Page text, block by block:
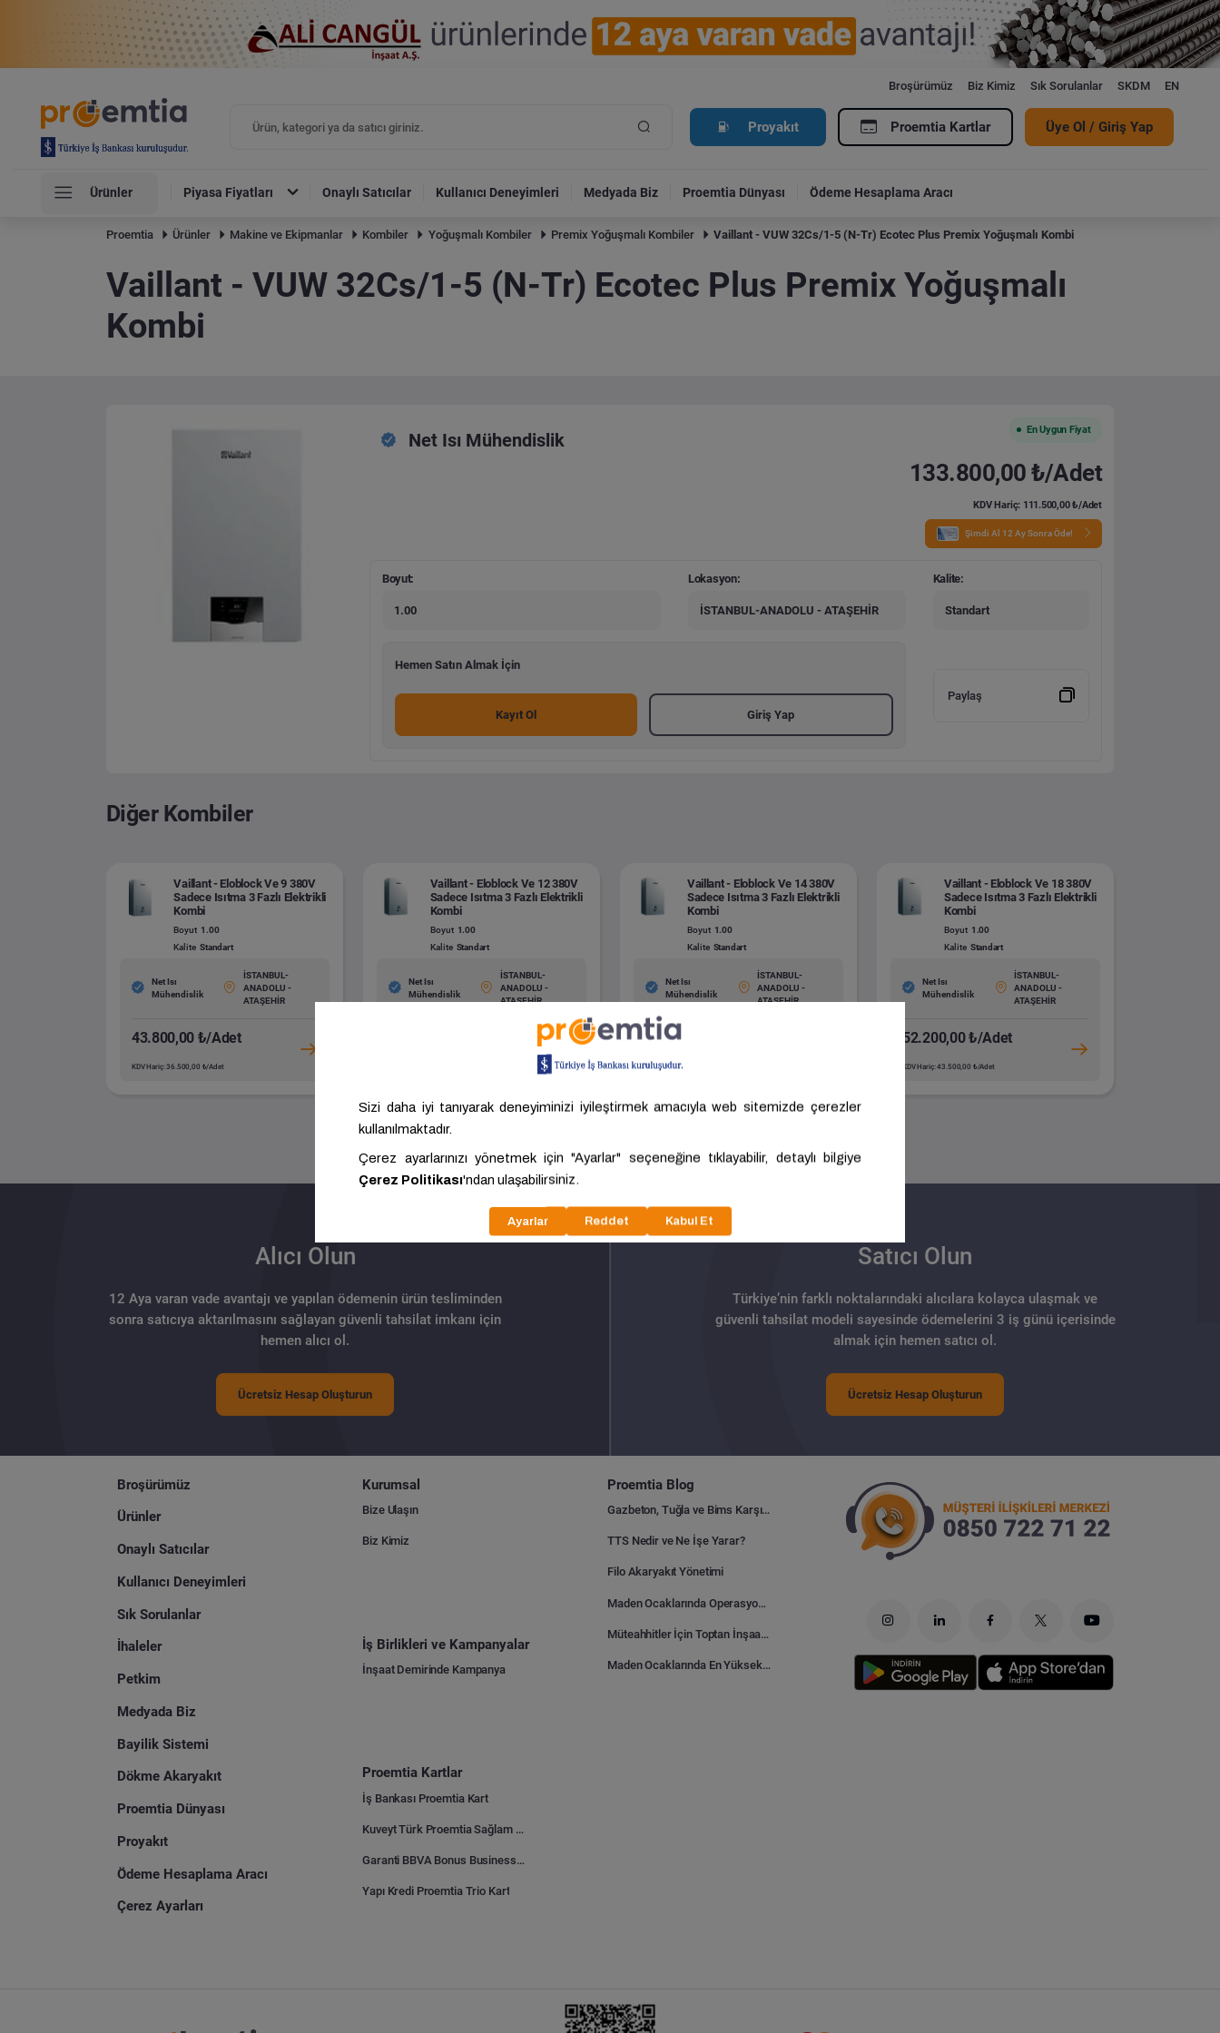
Broşürümüz Biz Kimiz Sık Sorulanlar SKDM EN
Proyakıt Proemtia Kartlar Üye Ol / Giriş Yap
Ürünler Piyasa Fiyatları Onaylı Satıcılar Kullanıcı Deneyimleri Medyada Biz Proemtia Dünyası Ödeme Hesaplama Aracı
Proemtia Ürünler Makine ve Ekipmanlar Kombiler Yoğuşmalı Kombiler Premix Yoğuşmalı Kombiler Vaillant - VUW 32Cs/1-5 (N-Tr) Ecotec Plus Premix Yoğuşmalı Kombi
Vaillant - VUW 32Cs/1-5 (N-Tr) Ecotec Plus Premix Yoğuşmalı
Kombi
Net Isı Mühendislik
En Uygun Fiyat
133.800,00 ₺/Adet
KDV Hariç: 111.500,00 ₺/Adet
Şimdi Al 12 Ay Sonra Öde!
Boyut:
1.00
Lokasyon:
İSTANBUL-ANADOLU - ATAŞEHİR
Kalite:
Standart
Hemen Satın Almak İçin
Kayıt Ol Giriş Yap
Paylaş
Diğer Kombiler
Vaillant - Eloblock Ve 9 380V
Sadece Isıtma 3 Fazlı Elektrikli
Kombi
Boyut 1.00
Kalite Standart
Net Isı
Mühendislik
İSTANBUL-
ANADOLU -
ATAŞEHİR
43.800,00 ₺/Adet
KDV Hariç: 36.500,00 ₺/Adet
Vaillant - Eloblock Ve 12 380V
Sadece Isıtma 3 Fazlı Elektrikli
Kombi
Boyut 1.00
Kalite Standart
Net Isı
Mühendislik
İSTANBUL-
ANADOLU -
ATAŞEHİR
Vaillant - Eloblock Ve 14 380V
Sadece Isıtma 3 Fazlı Elektrikli
Kombi
Boyut 1.00
Kalite Standart
Net Isı
Mühendislik
İSTANBUL-
ANADOLU -
ATAŞEHİR
46.800,00 ₺/Adet
KDV Hariç: 39.000,00 ₺/Adet
Vaillant - Eloblock Ve 18 380V
Sadece Isıtma 3 Fazlı Elektrikli
Kombi
Boyut 1.00
Kalite Standart
Net Isı
Mühendislik
İSTANBUL-
ANADOLU -
ATAŞEHİR
52.200,00 ₺/Adet
KDV Hariç: 43.500,00 ₺/Adet
Alıcı Olun
12 Aya varan vade avantajı ve yapılan ödemenin ürün tesliminden
sonra satıcıya aktarılmasını sağlayan güvenli tahsilat imkanı için
hemen alıcı ol.
Ücretsiz Hesap Oluşturun
Satıcı Olun
Türkiye’nin farklı noktalarındaki alıcılara kolayca ulaşmak ve
güvenli tahsilat modeli sayesinde ödemelerini 3 iş günü içerisinde
almak için hemen satıcı ol.
Ücretsiz Hesap Oluşturun
Broşürümüz
Ürünler
Onaylı Satıcılar
Kullanıcı Deneyimleri
Sık Sorulanlar
İhaleler
Petkim
Medyada Biz
Bayilik Sistemi
Dökme Akaryakıt
Proemtia Dünyası
Proyakıt
Ödeme Hesaplama Aracı
Çerez Ayarları
Kurumsal
Bize Ulaşın
Biz Kimiz
İş Birlikleri ve Kampanyalar
İnşaat Demirinde Kampanya
Proemtia Kartlar
İş Bankası Proemtia Kart
Kuveyt Türk Proemtia Sağlam Bayi Kart
Garanti BBVA Bonus Business Proemtia Bayi Kart
Yapı Kredi Proemtia Trio Kart
Proemtia Blog
Gazbeton, Tuğla ve Bims Karşılaştırması: Hangisi Daha Avantajlı?
TTS Nedir ve Ne İşe Yarar?
Filo Akaryakıt Yönetimi
Maden Ocaklarında Operasyonel Verimlilik Nasıl Arttırılır?
Müteahhitler İçin Toptan İnşaat Malzemesi Satın Alma Rehberi
Maden Ocaklarında En Yüksek Gider Kalemleri Nelerdir?